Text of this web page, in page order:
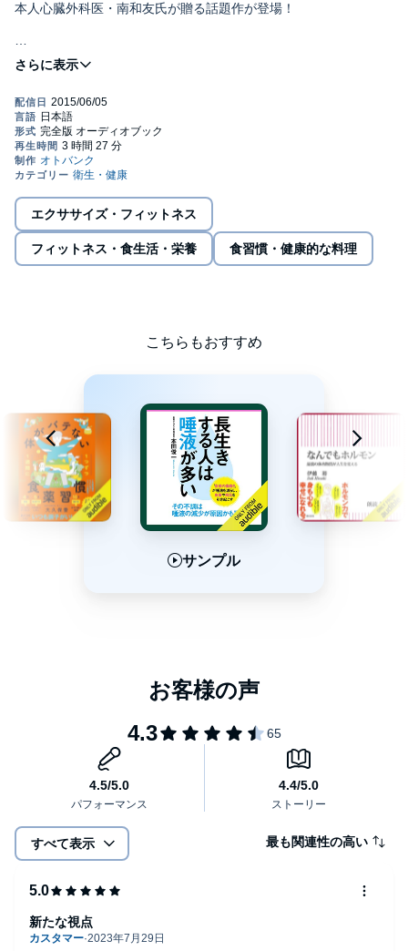
本人心臓外科医・南和友氏が贈る話題作が登場！
「血流を整える」というたった一つの心がけで、弱った体に活力
本作品で、あなたが抱えている体の不調を解消し、元気に長く楽
しく生きられる生活習慣を身につけましょう。
・手足が冷たい
・夜なかなか寝付けない
・感情を示さない、感動しない
あなたには、当てはまる項目はありませんか？
また、なんとなく調子が悪いけれど、病気と診断されていなけれ
ば健康だと思いながら生活していませんか？
当てはまる項目があった方は、自律神経が乱れている可能性があ
自律神経の乱れは万病のもと。
しかも、自律神経を整えれば、あなたが普段抱えている「調子が
悪い」という感覚は消えて、
もっと活力にあふれた健康な体を手に入れることができ、病気を
予防する以上のメリットが得られます。
本作品は、65歳を超えても現役で活躍する、世界ナンバーワンの
日本人心臓外科医・南和友氏が
専門分野である血液の流れを整えるという観点から、健康な体を
活力あふれる生活をされている南氏の生活習慣を参考に、あなた
エクササイズ・フィットネス
フィットネス・食生活・栄養 食習慣・健康的な料理
こちらもおすすめ
サンプル
すべて表示 最も関連性の高い
新たな視点